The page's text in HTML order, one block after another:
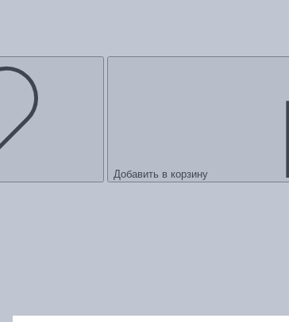
Добавить в корзину